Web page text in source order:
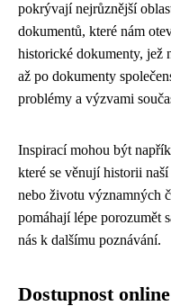
pokrývají nejrůznější
dokumentů, které nám
historické dokumenty,
až po dokumenty
problémy a výzvami
Inspirací mohou být
které se věnují historii
nebo životu významných
pomáhají lépe porozumět
nás k dalšímu poznávání.
Dostupnost